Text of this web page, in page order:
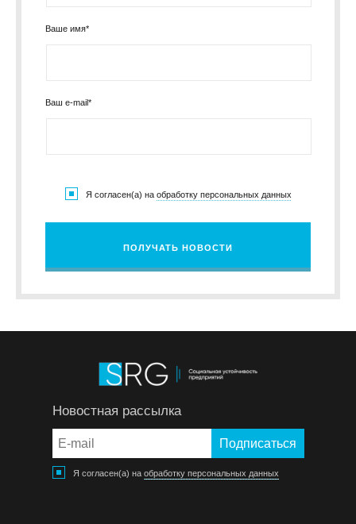
Ваше имя*
Ваш e-mail*
Я согласен(а) на обработку персональных данных
ПОЛУЧАТЬ НОВОСТИ
Новостная рассылка
Я согласен(а) на обработку персональных данных